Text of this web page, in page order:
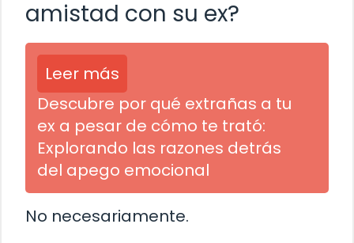
amistad con su ex?
Leer más
Descubre por qué extrañas a tu
ex a pesar de cómo te trató:
Explorando las razones detrás
del apego emocional
No necesariamente.